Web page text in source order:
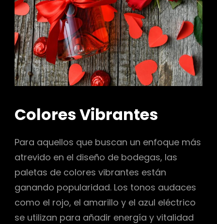
Colores Vibrantes
Para aquellos que buscan un enfoque más
atrevido en el diseño de bodegas, las
paletas de colores vibrantes están
ganando popularidad. Los tonos audaces
como el rojo, el amarillo y el azul eléctrico
se utilizan para añadir energía y vitalidad